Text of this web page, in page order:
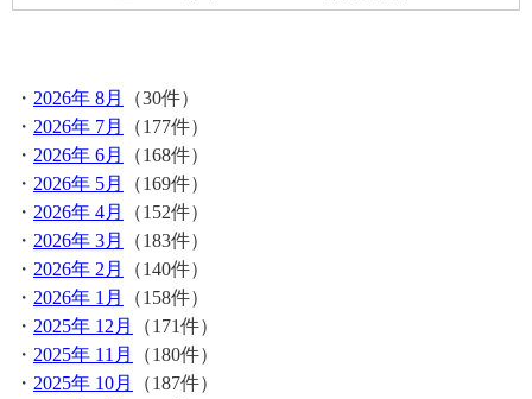
・ 2026年 8月
（30件）
・ 2026年 7月
（177件）
・ 2026年 6月
（168件）
・ 2026年 5月
（169件）
・ 2026年 4月
（152件）
・ 2026年 3月
（183件）
・ 2026年 2月
（140件）
・ 2026年 1月
（158件）
・ 2025年 12月
（171件）
・ 2025年 11月
（180件）
・ 2025年 10月
（187件）